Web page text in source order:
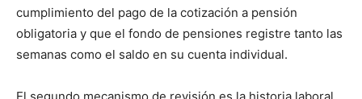
cumplimiento del pago de la cotización a pensión
obligatoria y que el fondo de pensiones registre tanto las
semanas como el saldo en su cuenta individual.
El segundo mecanismo de revisión es la historia laboral